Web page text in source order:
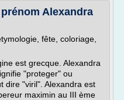
Alexandra
fête, coloriage,
est grecque. Alexandra
"proteger" ou
dire "viril". Alexandra est
maximin au III ème